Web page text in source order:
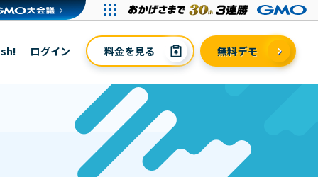
ログイン 料金を見る 無料デモ